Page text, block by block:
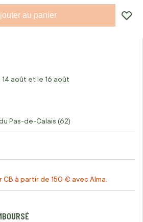
au panier
août et le 16 août
Pas-de-Calais (62)
CB à partir de 150 € avec Alma.